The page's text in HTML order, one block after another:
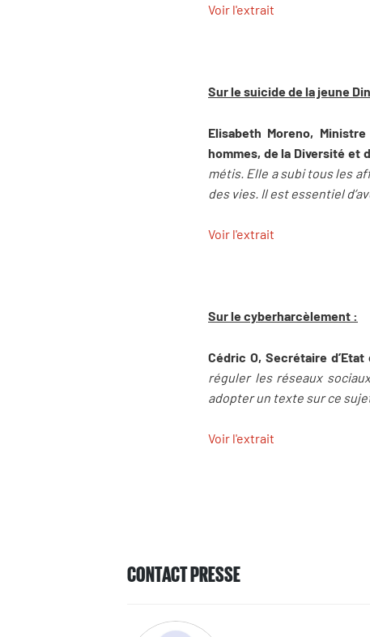
Voir l'extrait
Sur le suicide de la jeune
Elisabeth Moreno,
hommes, de la Diversité et
métis. Elle a subi tous les
des vies. Il est essentiel
Voir l'extrait
Sur le cyberharcèlement :
Cédric O, Secrétaire
réguler les réseaux
adopter un texte sur ce
Voir l'extrait
CONTACT PRESSE